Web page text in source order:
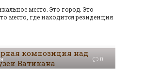
место. Это город. Это
место, где находится резиденция
0